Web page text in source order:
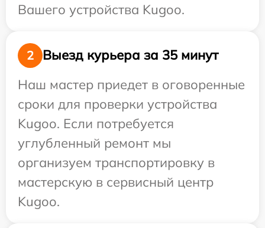
Вашего устройства Kugoo.
2
Выезд курьера за 35 минут
Наш мастер приедет в оговоренные
сроки для проверки устройства
Kugoo. Если потребуется
углубленный ремонт мы
организуем транспортировку в
мастерскую в сервисный центр
Kugoo.